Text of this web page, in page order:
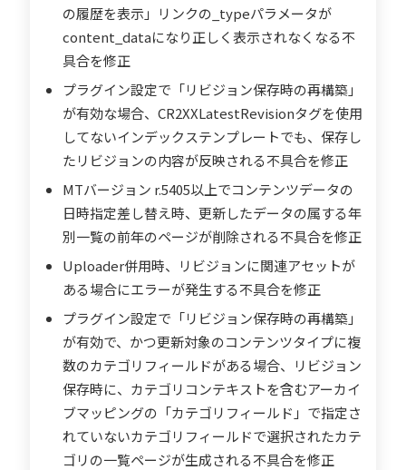
の履歴を表示」リンクの_typeパラメータが
content_dataになり正しく表示されなくなる不
具合を修正
プラグイン設定で「リビジョン保存時の再構築」
が有効な場合、CR2XXLatestRevisionタグを使用
してないインデックステンプレートでも、保存し
たリビジョンの内容が反映される不具合を修正
MTバージョン r.5405以上でコンテンツデータの
日時指定差し替え時、更新したデータの属する年
別一覧の前年のページが削除される不具合を修正
Uploader併用時、リビジョンに関連アセットが
ある場合にエラーが発生する不具合を修正
プラグイン設定で「リビジョン保存時の再構築」
が有効で、かつ更新対象のコンテンツタイプに複
数のカテゴリフィールドがある場合、リビジョン
保存時に、カテゴリコンテキストを含むアーカイ
ブマッピングの「カテゴリフィールド」で指定さ
れていないカテゴリフィールドで選択されたカテ
ゴリの一覧ページが生成される不具合を修正